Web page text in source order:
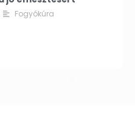
Fogyókúra